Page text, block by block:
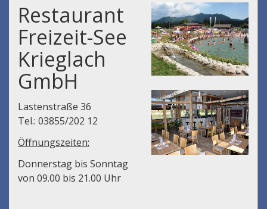
Restaurant
Freizeit-See
Krieglach
GmbH
Lastenstraße 36
Tel.: 03855/202 12
Öffnungszeiten:
Donnerstag bis Sonntag
von 09.00 bis 21.00 Uhr